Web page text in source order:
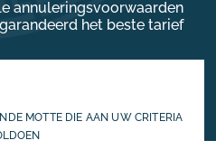
annuleringsvoorwaarden
het beste tarief
MOTTE DIE AAN UW CRITERIA